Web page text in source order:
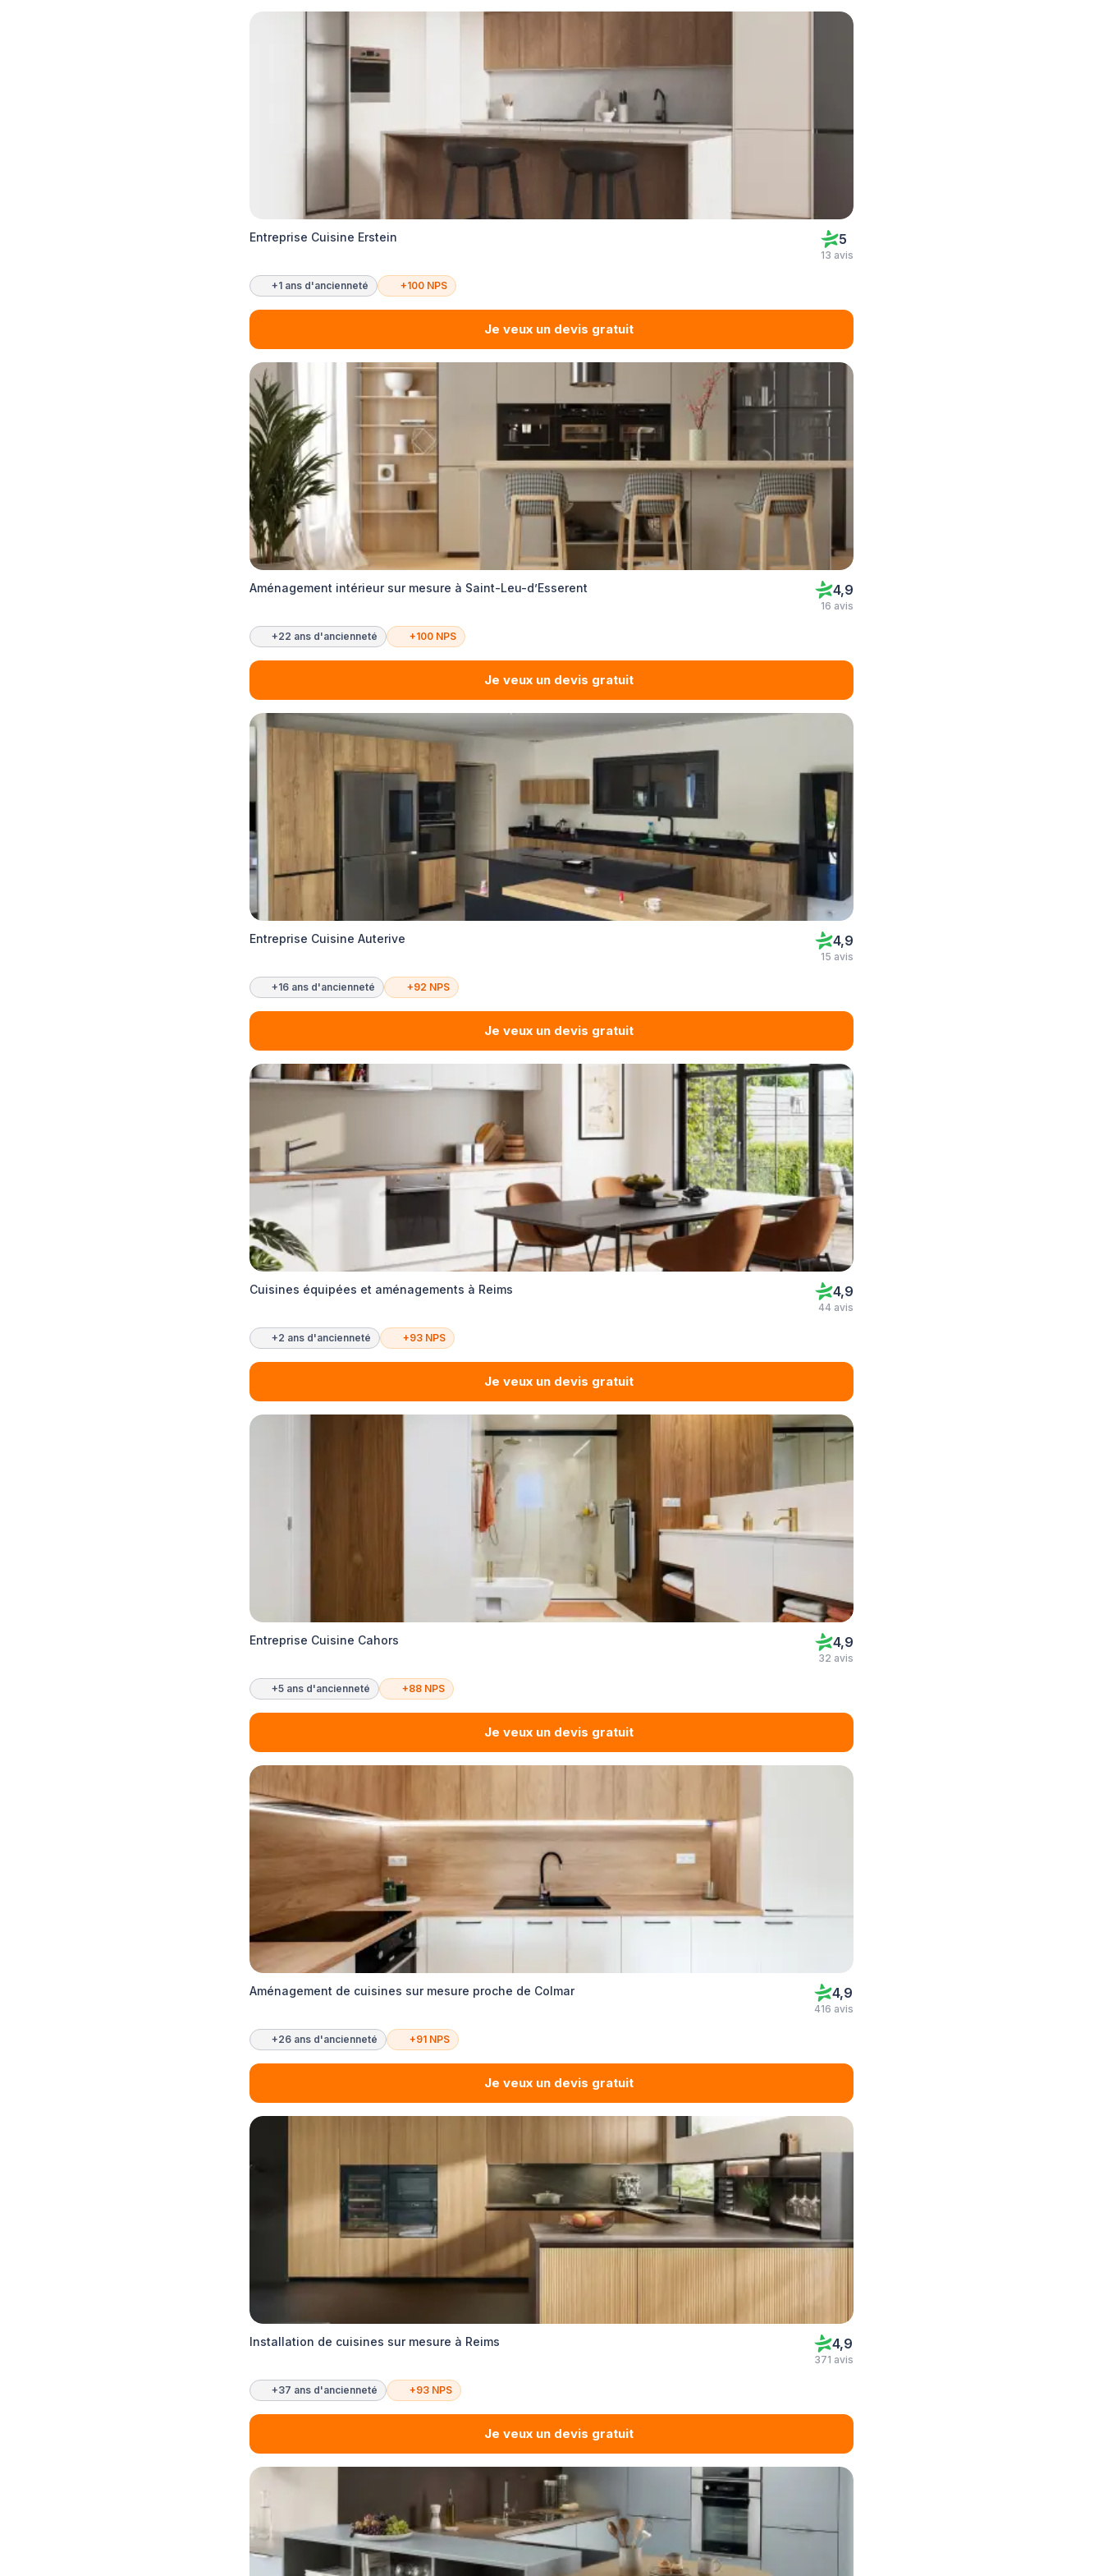
Entreprise Cuisine Erstein 5
13 avis
+1 ans d'ancienneté +100 NPS
Je veux un devis gratuit
Aménagement intérieur sur mesure à Saint-Leu-d’Esserent 4,9
16 avis
+22 ans d'ancienneté +100 NPS
Je veux un devis gratuit
Entreprise Cuisine Auterive 4,9
15 avis
+16 ans d'ancienneté +92 NPS
Je veux un devis gratuit
Cuisines équipées et aménagements à Reims 4,9
44 avis
+2 ans d'ancienneté +93 NPS
Je veux un devis gratuit
Entreprise Cuisine Cahors 4,9
32 avis
+5 ans d'ancienneté +88 NPS
Je veux un devis gratuit
Aménagement de cuisines sur mesure proche de Colmar 4,9
416 avis
+26 ans d'ancienneté +91 NPS
Je veux un devis gratuit
Installation de cuisines sur mesure à Reims 4,9
371 avis
+37 ans d'ancienneté +93 NPS
Je veux un devis gratuit